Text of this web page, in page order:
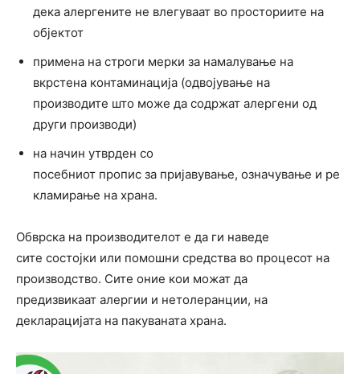
дека алергените не влегуваат во просториите на
објектот
примена на строги мерки за намалување на
вкрстена контаминација (одвојување на
производите што може да содржат алергени од
други производи)
на начин утврден со
посебниот пропис за пријавување, означување и ре
кламирање на храна.
Обврска на производителот е да ги наведе
сите состојки или помошни средства во процесот на
производство. Сите оние кои можат да
предизвикаат алергии и нетолеранции, на
декларацијата на пакуваната храна.